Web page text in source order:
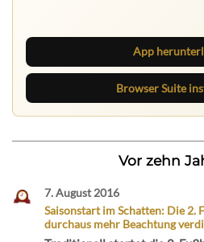
App
Browser Suite
Vor zehn
7. August 2016
Saisonstart im Schatten: Die 2.
durchaus mehr Beachtung